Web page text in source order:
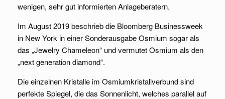
wenigen, sehr gut informierten Anlageberatern.
Im August 2019 beschrieb die Bloomberg Businessweek
in New York in einer Sonderausgabe Osmium sogar als
das „Jewelry Chameleon“ und vermutet Osmium als den
„next generation diamond“.
Die einzelnen Kristalle im Osmiumkristallverbund sind
perfekte Spiegel, die das Sonnenlicht, welches parallel auf